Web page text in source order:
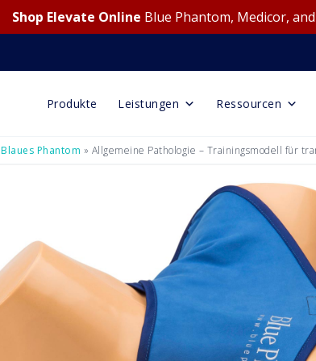
Shop Elevate Online Blue Phantom, Medicor,
Produkte Leistungen Ressourcen
Blaues Phantom » Allgemeine Pathologie – Trainingsmodell für